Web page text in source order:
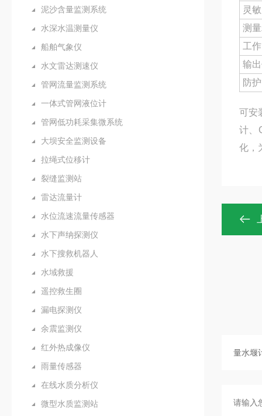
泥沙含量监测系统
水深水温测量仪
船舶气象仪
水文雷达测速仪
管网流量监测系统
一体式管网液位计
管网低功耗采集微系统
大坝安全监测设备
拉绳式位移计
裂缝监测站
雷达流量计
水位流速流量传感器
水下声纳探测仪
水下搜救机器人
水域救援
遥控救生圈
漏电探测仪
余震监测仪
红外热成像仪
雨量传感器
在线水质分析仪
微型水质监测站
灵
测
工
输
防
可安
计、
化，